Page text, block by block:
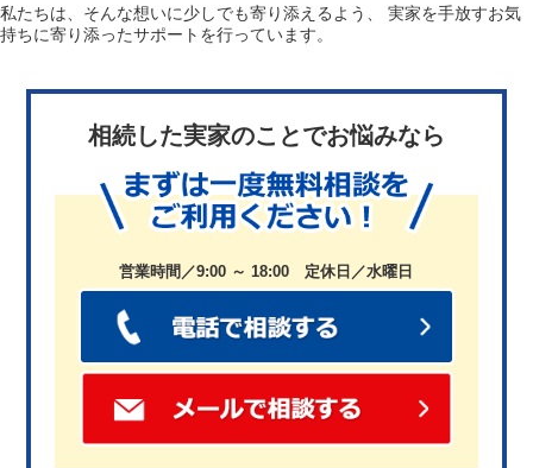
私たちは、そんな想いに少しでも寄り添えるよう、
実家を手放すお気
持ちに寄り添ったサポートを行っています。
相続した実家のことでお悩みなら
営業時間／9:00 ～ 18:00 定休日／水曜日